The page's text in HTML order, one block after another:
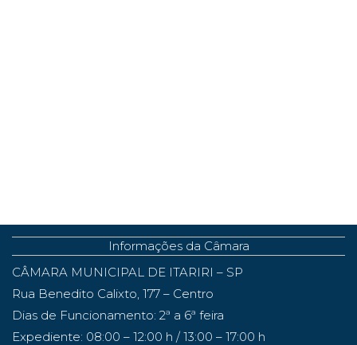
Informações da Câmara
CÂMARA MUNICIPAL DE ITARIRI – SP
Rua Benedito Calixto, 177 – Centro
Dias de Funcionamento: 2ª a 6ª feira
Expediente: 08:00 – 12:00 h / 13:00 – 17:00 h